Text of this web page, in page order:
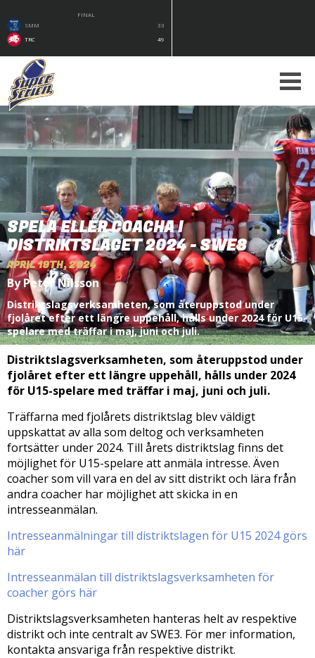
FINAL
SMM
33
TRC
49
SPELA ELLER COACHA I
DISTRIKTSLAGET 2024 - SWE3
APRIL 19TH, 2024
By Peter Nilsson
Distriktslagsverksamheten, som återuppstod under
fjolåret efter ett längre uppehåll, hålls under 2024 för U15-
spelare med träffar i maj, juni och juli.
Distriktslagsverksamheten, som återuppstod under
fjolåret efter ett längre uppehåll, hålls under 2024
för U15-spelare med träffar i maj, juni och juli.
Träffarna med fjolårets distriktslag blev väldigt
uppskattat av alla som deltog och verksamheten
fortsätter under 2024. Till årets distriktslag finns det
möjlighet för U15-spelare att anmäla intresse. Även
coacher som vill vara en del av sitt distrikt och lära från
andra coacher har möjlighet att skicka in en
intresseanmälan.
Intresseanmälningar till distriktslagen för U15 2024 görs
här
Intresseanmälan till distriktslagsverksamheten för
coacher görs här
Distriktslagsverksamheten hanteras helt av respektive
distrikt och inte centralt av SWE3. För mer information,
kontakta ansvariga från respektive distrikt.